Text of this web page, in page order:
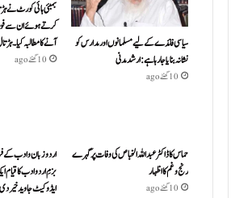
سیاسی فائدے کے لیے مسلمانوں اور مدارس کو
نشانہ بنایا جا رہا ہے: ارشد مدنی
10 گھنٹے ago
بمبئی ہائی کورٹ نے
کرتے ہوئے ان سے
آنے کا مطالبہ
10 گھنٹے ago
حماس کا ڈاکٹر عبداللہ الخباص کی وفات پر گہرے
رنج وغم کااظہار
10 گھنٹے ago
اردو زبان و ادب
بزمِ اردو ادب کا
ایڈوکیٹ جاوید خیردی